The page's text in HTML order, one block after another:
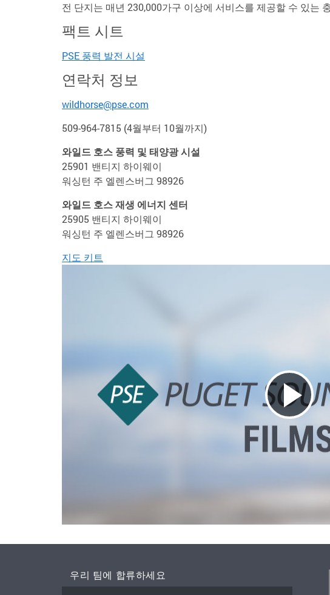
전 단지는 매년 230,000가구 이상에 서비스를 제공할 수 있는
팩트 시트
PSE 풍력 발전 시설
연락처 정보
wildhorse@pse.com
509-964-7815 (4월부터 10월까지)
와일드 호스 풍력 및 태양광 시설
25901 밴티지 하이웨이
워싱턴 주 엘렌스버그 98926
와일드 호스 재생 에너지 센터
25905 밴티지 하이웨이
워싱턴 주 엘렌스버그 98926
지도 키트
우리 팀에 합류하세요